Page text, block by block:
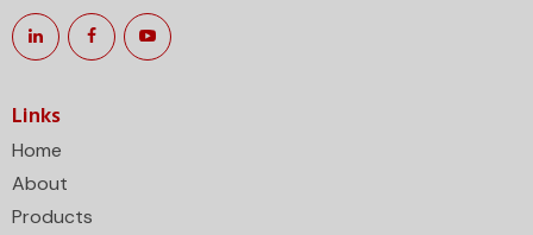
Links
Home
About
Products